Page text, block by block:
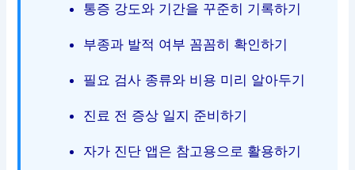
통증 강도와 기간을 꾸준히 기록하기
부종과 발적 여부 꼼꼼히 확인하기
필요 검사 종류와 비용 미리 알아두기
진료 전 증상 일지 준비하기
자가 진단 앱은 참고용으로 활용하기